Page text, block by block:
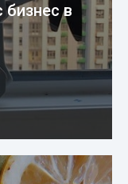
в